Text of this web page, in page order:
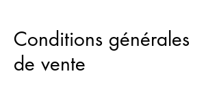
Conditions générales
de vente